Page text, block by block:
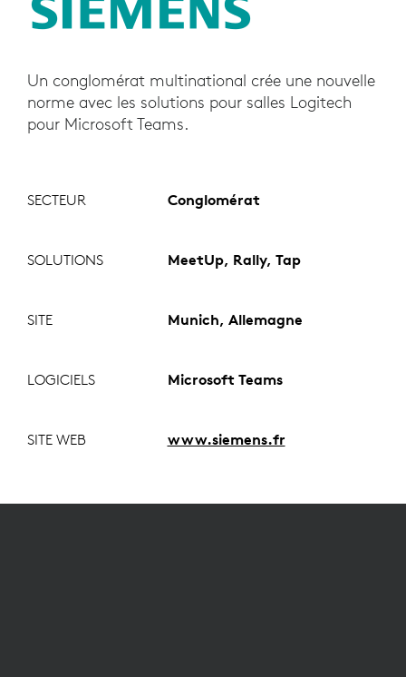
Un conglomérat multinational crée une nouvelle
norme avec les solutions pour salles Logitech
pour Microsoft Teams.
SECTEUR Conglomérat
SOLUTIONS MeetUp, Rally, Tap
SITE Munich, Allemagne
LOGICIELS Microsoft Teams
SITE WEB www.siemens.fr